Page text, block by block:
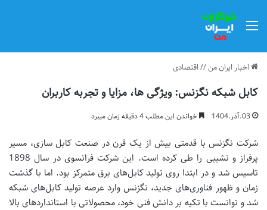
اخبار ایران من// اقتصادی
کابل شبکه نگزنس: ویژگی ها، مزایا و تجربه کاربران
03.آذر.1404 خواندن این مطلب 4 دقیقه زمان میبرد
شرکت نگزنس با قدمتی بیش از یک قرن در صنعت کابل سازی، مسیر
پرفراز و نشیبی را طی کرده است. این شرکت فرانسوی در سال 1898
تاسیس شد و در ابتدا روی تولید کابل‌های برق متمرکز بود. اما با گذشت
زمان و ظهور فناوری‌های جدید، نگزنس وارد عرصه تولید کابل‌های شبکه
شد و توانست با تکیه بر دانش فنی خود، محصولاتی با استانداردهای بالا